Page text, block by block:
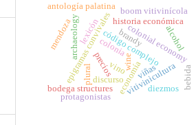
epigramas convivales
antología palatina
vino
código complejo
plural
wine
brandy
bodega structures
colonial economy
archaeology colonia
precioseconomía
historia económica
vitivinicultura
diezmos
boom vitivinícola
mendoza
protagonistas
viñas
discurso
lexicón
bebida
alcohol